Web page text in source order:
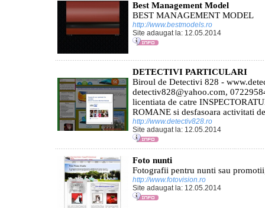
Best Management Model
BEST MANAGEMENT MODEL
http://www.bestmodels.ro
Site adaugat la: 12.05.2014
DETECTIVI PARTICULARI
Biroul de Detectivi 828 -
detectiv828@yahoo.com,
licentiata de catre
ROMANE si desfasoara activitati
http://www.detectiv828.ro
Site adaugat la: 12.05.2014
Foto nunti
Fotografii pentru nunti sau
http://www.fotovision.ro
Site adaugat la: 12.05.2014